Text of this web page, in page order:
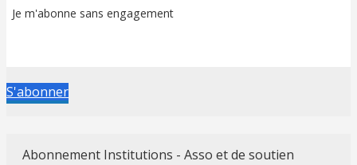
Je m'abonne sans engagement
S'abonner
Abonnement Institutions - Asso et de soutien